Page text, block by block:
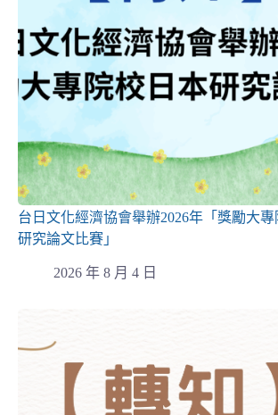
台日文化經濟協會舉辦2026年「獎勵大
研究論文比賽」
2026 年 8 月 4 日